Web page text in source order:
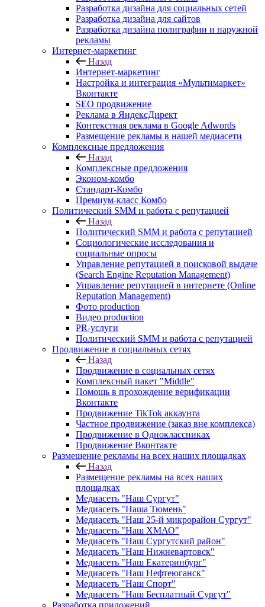
Разработка дизайна для социальных сетей
Разработка дизайна для сайтов
Разработка дизайна полиграфии и наружной
рекламы
Интернет-маркетинг
Назад
Интернет-маркетинг
Настройка и интеграция «Мультимаркет»
Вконтакте
SEO продвижение
Реклама в ЯндексДирект
Контекстная реклама в Google Adwords
Размещение рекламы в нашей медиасети
Комплексные предложения
Назад
Комплексные предложения
Эконом-комбо
Стандарт-Комбо
Премиум-класс Комбо
Политический SMM и работа с репутацией
Назад
Политический SMM и работа с репутацией
Социологические исследования и
социальные опросы
Управление репутацией в поисковой выдаче
(Search Engine Reputation Management)
Управление репутацией в интернете (Online
Reputation Management)
Фото production
Видео production
PR-услуги
Политический SMM и работа с репутацией
Продвижение в социальных сетях
Назад
Продвижение в социальных сетях
Комплексный пакет "Middle"
Помощь в прохождение верификации
Вконтакте
Продвижение TikTok аккаунта
Частное продвижение (заказ вне комплекса)
Продвижение в Одноклассниках
Продвижение Вконтакте
Размещение рекламы на всех наших площадках
Назад
Размещение рекламы на всех наших
площадках
Медиасеть "Наш Сургут"
Медиасеть "Наша Тюмень"
Медиасеть "Наш 25-й микрорайон Сургут"
Медиасеть "Наш ХМАО"
Медиасеть "Наш Сургутский район"
Медиасеть "Наш Нижневартовск"
Медиасеть "Наш Екатеринбург"
Медиасеть "Наш Нефтеюганск"
Медиасеть "Наш Спорт"
Медиасеть "Наш Бесплатный Сургут"
Разработка приложений